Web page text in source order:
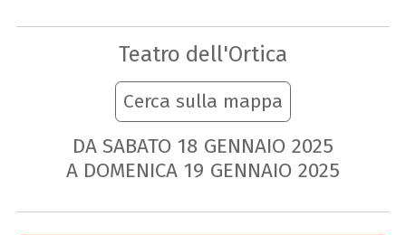
Teatro dell'Ortica
Cerca sulla mappa
DA SABATO 18 GENNAIO 2025
A DOMENICA 19 GENNAIO 2025